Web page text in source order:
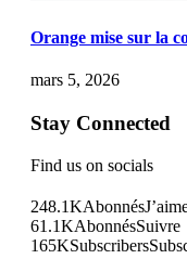
Orange mise sur la
mars 5, 2026
Stay Connected
Find us on socials
248.1KAbonnés
61.1KAbonnésSuivre
165KSubscribers